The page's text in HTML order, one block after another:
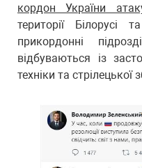
кордон України
території Білорусі
прикордонні
відбуваються із
техніки та стрілецької